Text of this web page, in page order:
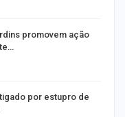
promovem ação
por estupro de